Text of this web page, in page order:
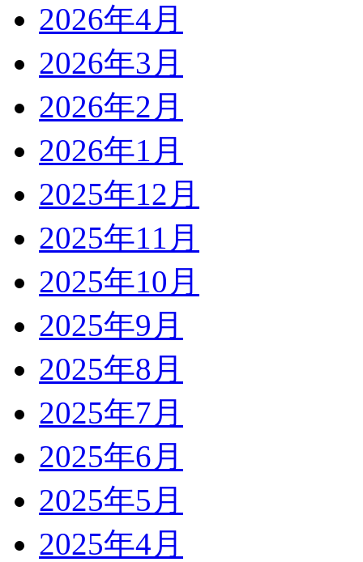
2026年4月
2026年3月
2026年2月
2026年1月
2025年12月
2025年11月
2025年10月
2025年9月
2025年8月
2025年7月
2025年6月
2025年5月
2025年4月